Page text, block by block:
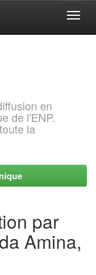
en
de l'ENP.
la
par
Amina,